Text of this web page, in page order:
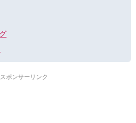
スポンサーリンク